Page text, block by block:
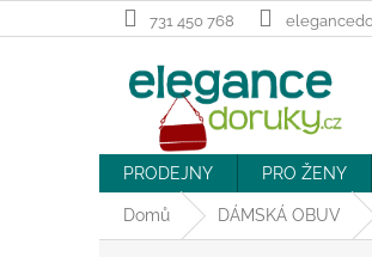
na
731 450 768
PRODEJNY PRO ŽENY
Domů DÁMSKÁ OBUV